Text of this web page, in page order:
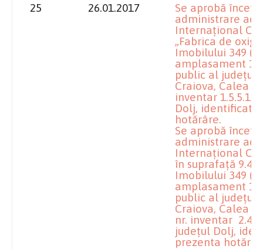
25 26.01.2017
Se aprobă
administrare
Internaţional
„Fabrica de
Imobilului 349
amplasament 1,
public al
Craiova, Calea
inventar
Dolj, identificată
hotărâre.
Se aprobă
administrare
Internaţional
în suprafaţă
Imobilului 349
amplasament 1,
public al
Craiova, Calea
nr. inventar
judeţul Dolj,
prezenta